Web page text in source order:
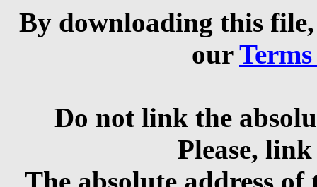
By downloading this
our
Do not link the
Please,